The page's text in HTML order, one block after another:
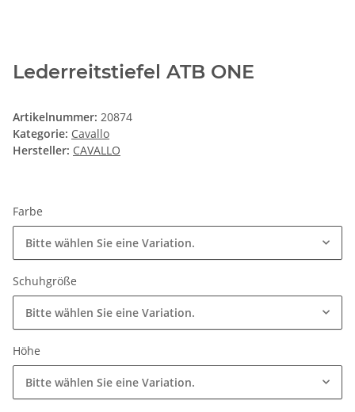
Lederreitstiefel ATB ONE
Artikelnummer: 20874
Kategorie: Cavallo
Hersteller: CAVALLO
Farbe
Bitte wählen Sie eine Variation.
Schuhgröße
Bitte wählen Sie eine Variation.
Höhe
Bitte wählen Sie eine Variation.